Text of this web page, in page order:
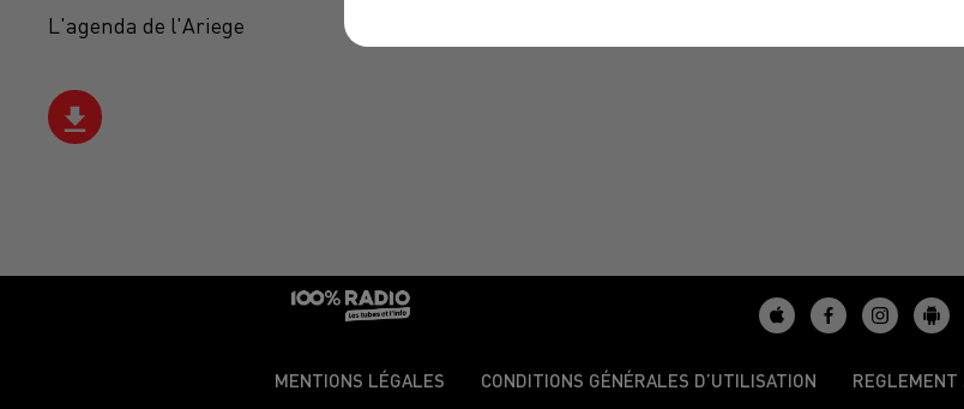
L'agenda de l'Ariege
MENTIONS LÉGALES CONDITIONS GÉNÉRALES D’UTILISATION REGLEMENT